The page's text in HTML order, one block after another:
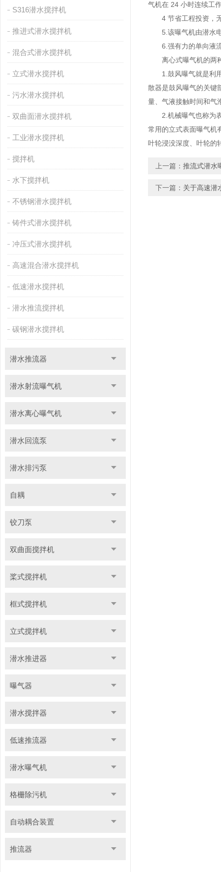
S316潜水搅拌机
推进式潜水搅拌机
混合式潜水搅拌机
立式潜水搅拌机
污水潜水搅拌机
双曲面潜水搅拌机
工业潜水搅拌机
搅拌机
水下搅拌机
不锈钢潜水搅拌机
铸件式潜水搅拌机
冲压式潜水搅拌机
高速混合潜水搅拌机
低速潜水搅拌机
潜水推流搅拌机
碳钢潜水搅拌机
潜水推流器
潜水射流曝气机
潜水离心曝气机
潜水回流泵
潜水排污泵
自耦
铰刀泵
双曲面搅拌机
桨式搅拌机
框式搅拌机
立式搅拌机
潜水推进器
曝气器
潜水搅拌器
低速推流器
潜水曝气机
格栅除污机
自动耦合装置
推流器
气机在 24 小时连续工
4 节省工程投资，无
5.该曝气机由潜水电
6.强有力的单向液流
离心式曝气机的两
1.鼓风曝气就是利用
散器是鼓风曝气的关键
量、气液接触时间和气
2.机械曝气也称为表
常用的立式表面曝气机
叶轮浸没深度、叶轮的
上一篇： 推流式潜水
下一篇： 关于高速潜